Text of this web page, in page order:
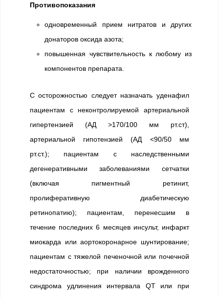
Противопоказания
одновременный прием нитратов и других
донаторов оксида азота;
повышенная чувствительность к любому из
компонентов препарата.
С осторожностью следует назначать уденафил
пациентам с неконтролируемой артериальной
гипертензией (АД >170/100 мм рт.ст),
артериальной гипотензией (АД <90/50 мм
рт.ст.); пациентам с наследственными
дегенеративными заболеваниями сетчатки
(включая пигментный ретинит,
пролиферативную диабетическую
ретинопатию); пациентам, перенесшим в
течение последних 6 месяцев инсульт, инфаркт
миокарда или аортокоронарное шунтирование;
пациентам с тяжелой печеночной или почечной
недостаточностью; при наличии врожденного
синдрома удлинения интервала QT или при